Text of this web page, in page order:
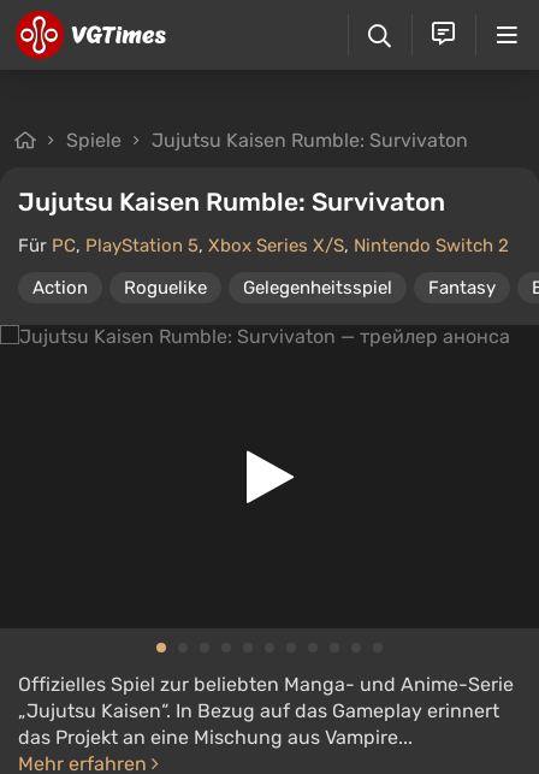
Spiele Jujutsu Kaisen Rumble: Survivaton
Jujutsu Kaisen Rumble: Survivaton
Für PC, PlayStation 5, Xbox Series X/S, Nintendo Switch 2
Action
Roguelike Gelegenheitsspiel Fantasy
Offizielles Spiel zur beliebten Manga- und Anime-Serie
„Jujutsu Kaisen“. In Bezug auf das Gameplay erinnert
das Projekt an eine Mischung aus Vampire...
Mehr erfahren